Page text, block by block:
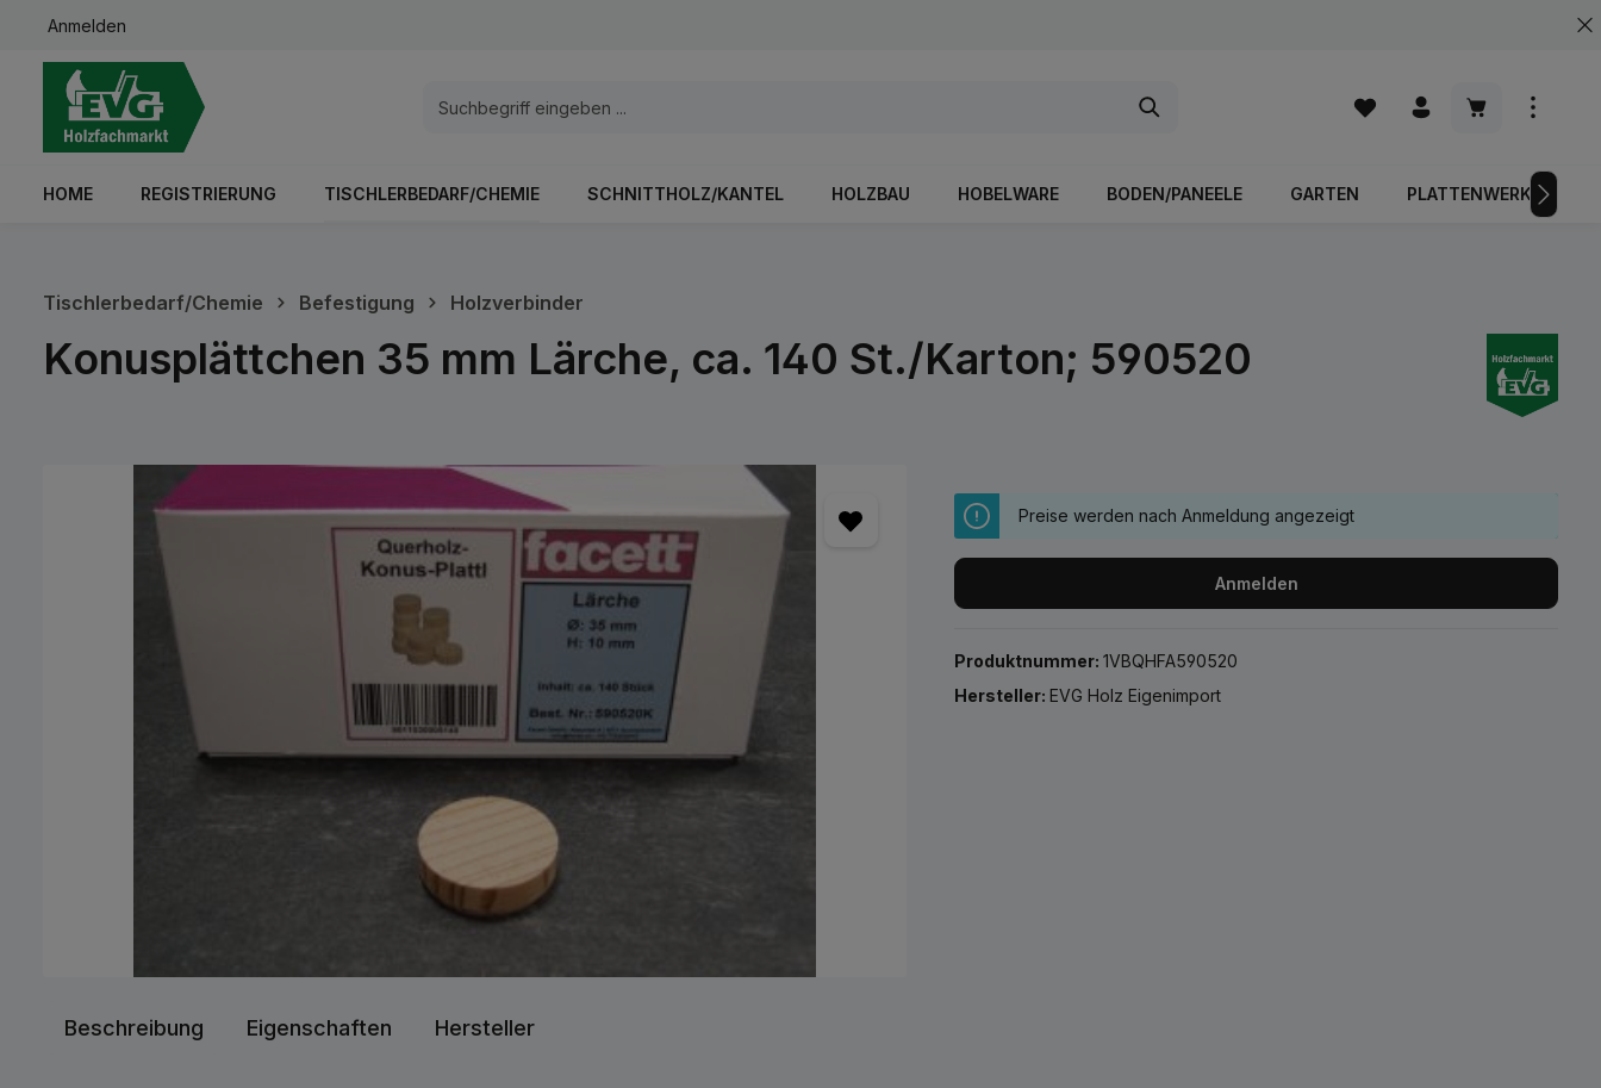
Zur Hauptnavigation springen
Anmelden
Warenkorb
HOME REGISTRIERUNG TISCHLERBEDARF/CHEMIE SCHNITTHOLZ/KANTEL HOLZBAU HOBELWARE BODEN/PANEELE GARTEN PLATTENWERKSTOFFE
Tischlerbedarf/Chemie Befestigung Holzverbinder
Konusplättchen 35 mm Lärche, ca. 140 St./Karton; 590520
Bildergalerie überspringen
Preise werden nach Anmeldung angezeigt
Anmelden
Produktnummer:1VBQHFA590520
Hersteller:EVG Holz Eigenimport
Beschreibung Eigenschaften Hersteller